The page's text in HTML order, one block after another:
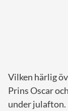
Vilken härlig
Prins Oscar
under julafton.